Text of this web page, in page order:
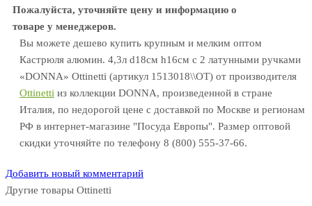
Пожалуйста, уточняйте цену и информацию о
товаре у менеджеров.
Вы можете дешево купить крупным и мелким оптом
Кастрюля алюмин. 4,3л d18см h16см с 2 латунными ручками
«DONNA» Ottinetti (артикул 1513018\\OT) от производителя
Ottinetti из коллекции DONNA, произведенной в стране
Италия, по недорогой цене с доставкой по Москве и регионам
РФ в интернет-магазине "Посуда Европы". Размер оптовой
скидки уточняйте по телефону 8 (800) 555-37-66.
Добавить новый комментарий
Другие товары Ottinetti